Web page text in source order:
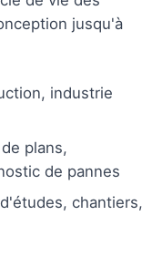
jusqu'à
industrie
plans,
de pannes
chantiers,